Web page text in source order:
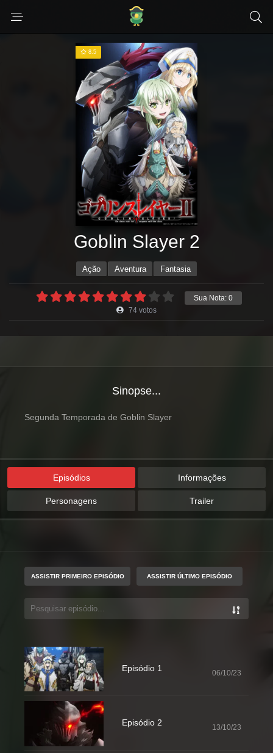
8.5
Goblin Slayer 2
Ação Aventura Fantasia
Sua Nota: 0
74 votos
Sinopse...
Segunda Temporada de Goblin Slayer
Episódios Informações
Personagens Trailer
ASSISTIR PRIMEIRO EPISÓDIO ASSISTIR ÚLTIMO EPISÓDIO
Episódio 1 06/10/23
Episódio 2 13/10/23